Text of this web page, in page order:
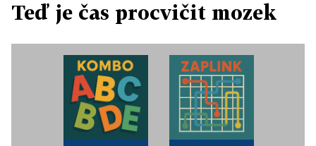
Teď je čas procvičit mozek